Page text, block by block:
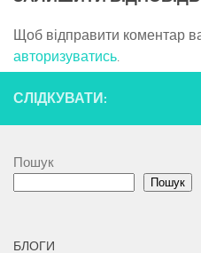
Щоб відправити коментар
авторизуватись.
СЛІДКУВАТИ:
Пошук
Пошук
БЛОГИ